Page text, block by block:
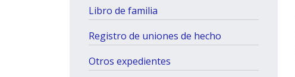
Libro de familia
Registro de uniones de hecho
Otros expedientes